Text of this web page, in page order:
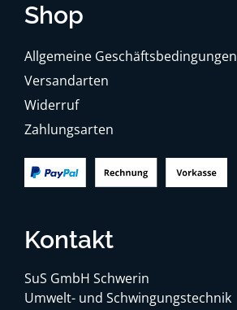
Shop
Allgemeine Geschäftsbedingungen
Versandarten
Widerruf
Zahlungsarten
Kontakt
SuS GmbH Schwerin
Umwelt- und Schwingungstechnik